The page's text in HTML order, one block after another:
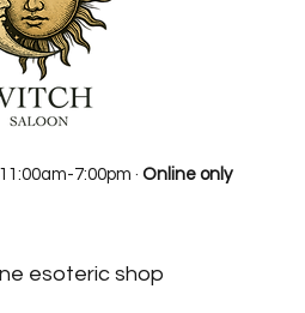
7:00pm · Online only
esoteric shop